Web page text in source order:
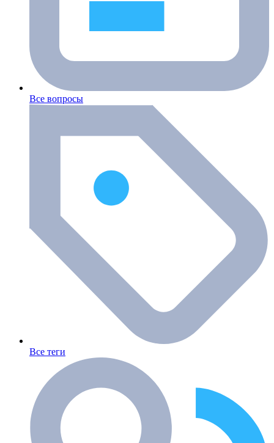
Все вопросы
Все теги